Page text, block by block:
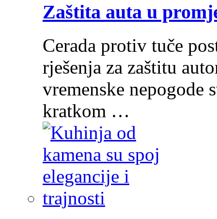
Zaštita auta u
Cerada protiv tuče
rješenja za zaštitu
vremenske nepogode
kratkom …